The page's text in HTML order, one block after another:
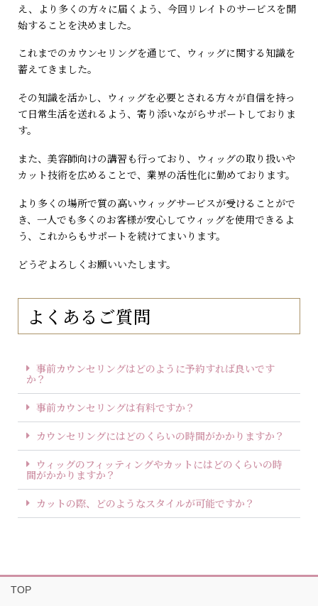
え、より多くの方々に届くよう、今回リレイトのサービスを開
始することを決めました。
これまでのカウンセリングを通じて、ウィッグに関する知識を
蓄えてきました。
その知識を活かし、ウィッグを必要とされる方々が自信を持っ
て日常生活を送れるよう、寄り添いながらサポートしておりま
す。
また、美容師向けの講習も行っており、ウィッグの取り扱いや
カット技術を広めることで、業界の活性化に勤めております。
より多くの場所で質の高いウィッグサービスが受けることがで
き、一人でも多くのお客様が安心してウィッグを使用できるよ
う、これからもサポートを続けてまいります。
どうぞよろしくお願いいたします。
よくあるご質問
事前カウンセリングはどのように予約すれば良いです
か？
事前カウンセリングは有料ですか？
カウンセリングにはどのくらいの時間がかかりますか？
ウィッグのフィッティングやカットにはどのくらいの時
間がかかりますか？
カットの際、どのようなスタイルが可能ですか？
TOP